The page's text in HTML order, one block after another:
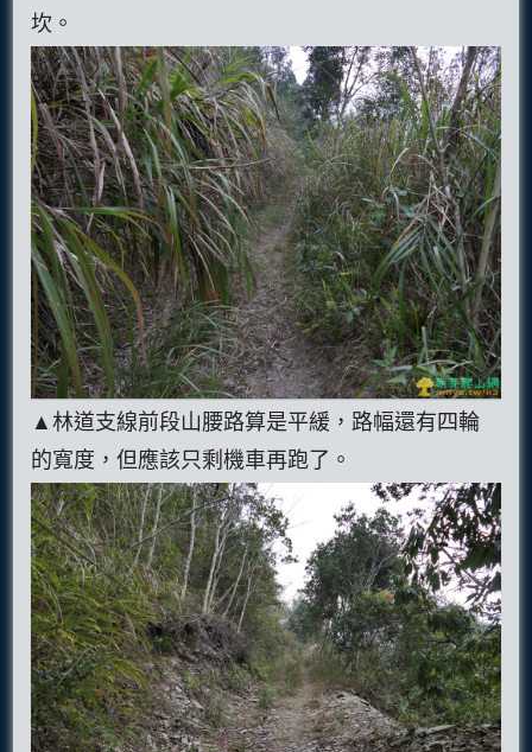
坎。
▲林道支線前段山腰路算是平緩，路幅還有四輪
的寬度，但應該只剩機車再跑了。